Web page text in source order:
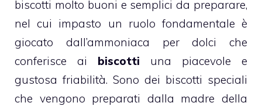
biscotti molto buoni e semplici da preparare,
nel cui impasto un ruolo fondamentale è
giocato dall’ammoniaca per dolci che
conferisce ai biscotti una piacevole e
gustosa friabilità. Sono dei biscotti speciali
che vengono preparati dalla madre della